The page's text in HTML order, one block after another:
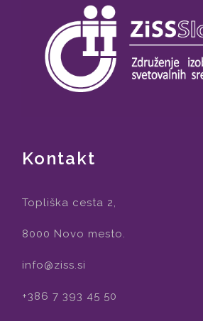
Kontakt
Topliška cesta 2,
8000 Novo mesto.
info@ziss.si
+386 7 393 45 50